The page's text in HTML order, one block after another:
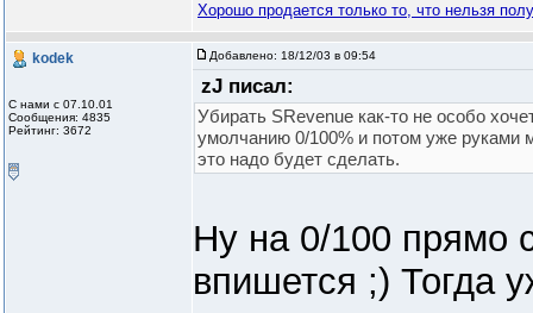
Хорошо продается только то, что нельзя
kodek
С нами с 07.10.01
Сообщения: 4835
Рейтинг: 3672
Добавлено: 18/12/03 в 09:54
zJ писал:
Убирать SRevenue как-то не особо
умолчанию 0/100% и потом уже руками
это надо будет сделать.
Ну на 0/100 прямо
впишется ;) Тогда